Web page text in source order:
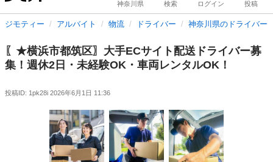
神奈川県 検索 ログイン 投稿
ジモティー アルバイト 物流 ドライバー 神奈川県のドライバー
〖★横浜市都筑区〗大手ECサイト配送ドライバー募
集！週休2日・未経験OK・車両レンタルOK！
投稿ID: 1pk28i 2026年6月1日 11:36